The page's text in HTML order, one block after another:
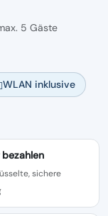
5 Gäste
WLAN inklusive
sichere